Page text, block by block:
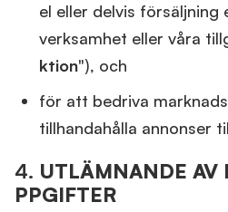
el eller delvis försäljning
verksamhet eller våra
ktion"), och
för att bedriva
tillhandahålla annonser
4. UTLÄMNANDE AV
PPGIFTER